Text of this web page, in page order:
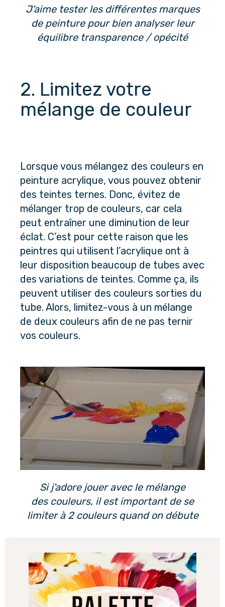
J'aime tester les différentes marques
de peinture pour bien analyser leur
équilibre transparence / opécité
2. Limitez votre
mélange de couleur
Lorsque vous mélangez des couleurs en
peinture acrylique, vous pouvez obtenir
des teintes ternes. Donc, évitez de
mélanger trop de couleurs, car cela
peut entraîner une diminution de leur
éclat. C’est pour cette raison que les
peintres qui utilisent l’acrylique ont à
leur disposition beaucoup de tubes avec
des variations de teintes. Comme ça, ils
peuvent utiliser des couleurs sorties du
tube. Alors, limitez-vous à un mélange
de deux couleurs afin de ne pas ternir
vos couleurs.
Si j'adore jouer avec le mélange
des couleurs, il est important de se
limiter à 2 couleurs quand on débute